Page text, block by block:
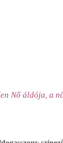
Nő áldója, a